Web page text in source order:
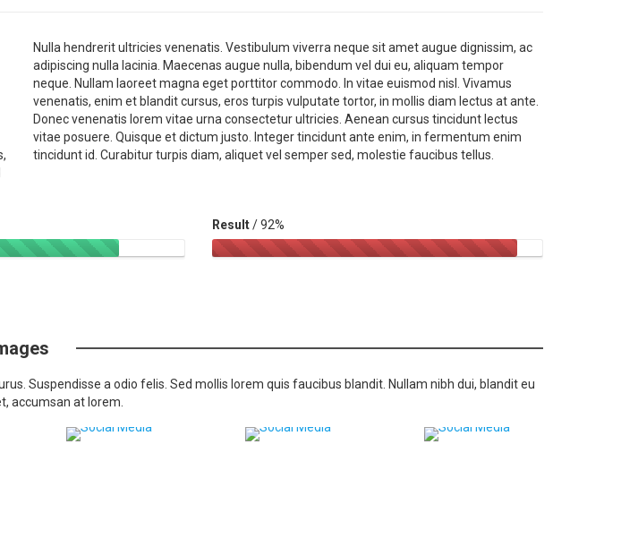
Nulla hendrerit ultricies venenatis. Vestibulum viverra neque sit amet augue dignissim, ac
adipiscing nulla lacinia. Maecenas augue nulla, bibendum vel dui eu, aliquam tempor
neque. Nullam laoreet magna eget porttitor commodo. In vitae euismod nisl. Vivamus
venenatis, enim et blandit cursus, eros turpis vulputate tortor, in mollis diam lectus at ante.
Donec venenatis lorem vitae urna consectetur ultricies. Aenean cursus tincidunt lectus
vitae posuere. Quisque et dictum justo. Integer tincidunt ante enim, in fermentum enim
tincidunt id. Curabitur turpis diam, aliquet vel semper sed, molestie faucibus tellus.
Result/ 92%
Suspendisse a odio felis. Sed mollis lorem quis faucibus blandit. Nullam nibh dui, blandit eu
accumsan at lorem.